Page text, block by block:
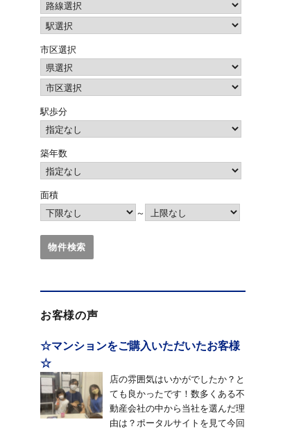
市区選択
駅歩分
築年数
面積
～
お客様の声
☆マンションをご購入いただいたお客様
☆
店の雰囲気はいかがでしたか？と
ても良かったです！数多くある不
動産会社の中から当社を選んだ理
由は？ポータルサイトを見て今回